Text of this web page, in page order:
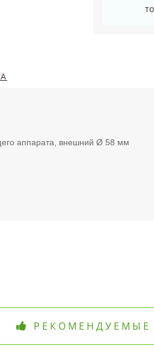
аппарата, внешний Ø 58 мм
РЕКОМЕНДУЕМЫЕ